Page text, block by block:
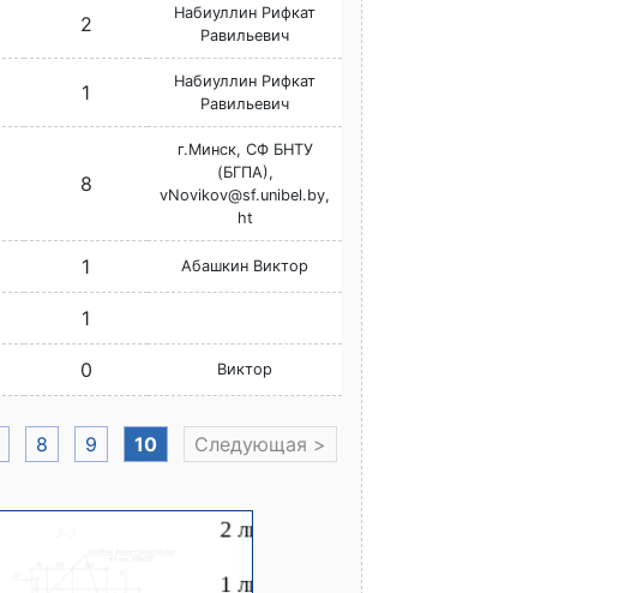
2
Набиуллин Рифкат
Равильевич
1
Набиуллин Рифкат
Равильевич
8
г.Минск, СФ БНТУ
(БГПА),
vNovikov@sf.unibel.by,
ht
1 Абашкин Виктор
1
0 Виктор
8 9 10 Следующая >